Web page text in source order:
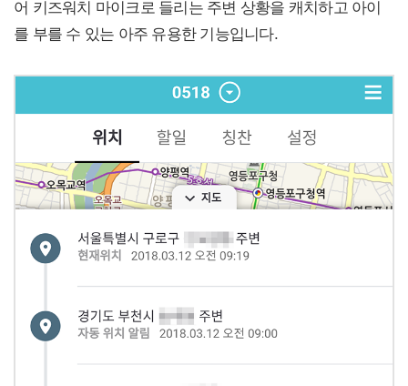
어 키즈워치 마이크로 들리는 주변 상황을 캐치하고 아이
를 부를 수 있는 아주 유용한 기능입니다.